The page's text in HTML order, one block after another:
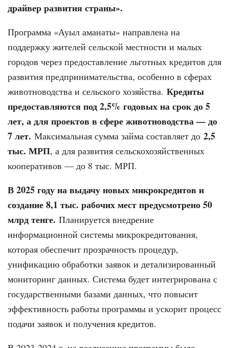
драйвер развития страны».
Программа «Ауыл аманаты» направлена на
поддержку жителей сельской местности и малых
городов через предоставление льготных кредитов для
развития предпринимательства, особенно в сферах
животноводства и сельского хозяйства. Кредиты
предоставляются под 2,5% годовых на срок до 5
лет, а для проектов в сфере животноводства — до
7 лет. Максимальная сумма займа составляет до 2,5
тыс. МРП, а для развития сельскохозяйственных
кооперативов — до 8 тыс. МРП.
В 2025 году на выдачу новых микрокредитов и
создание 8,1 тыс. рабочих мест предусмотрено 50
млрд тенге. Планируется внедрение
информационной системы микрокредитования,
которая обеспечит прозрачность процедур,
унификацию обработки заявок и детализированный
мониторинг данных. Система будет интегрирована с
государственными базами данных, что повысит
эффективность работы программы и ускорит процесс
подачи заявок и получения кредитов.